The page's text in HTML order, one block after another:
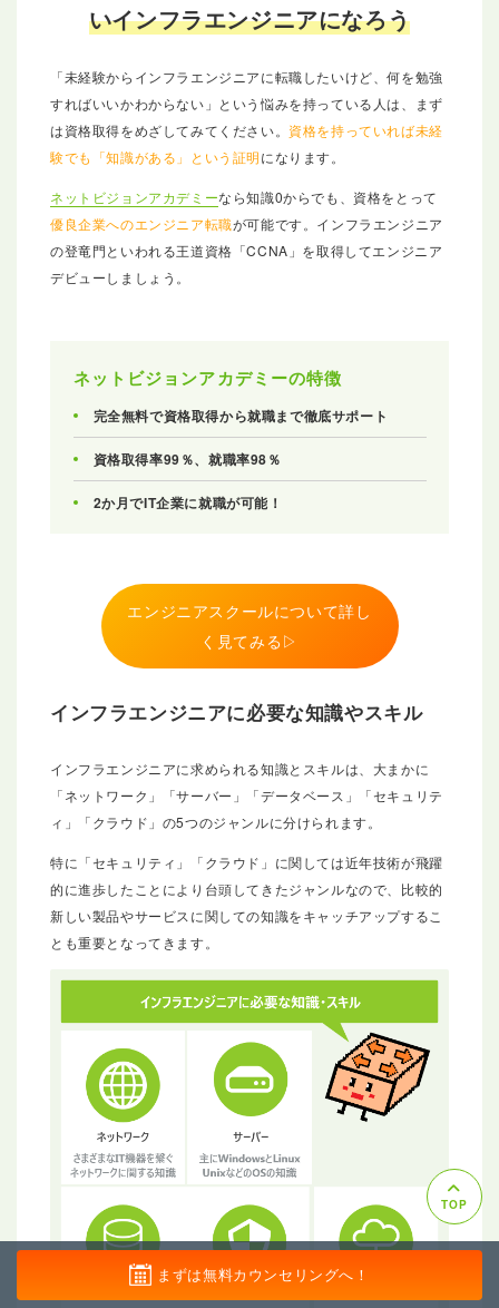
いインフラエンジニアになろう
「未経験からインフラエンジニアに転職したいけど、何を勉強
すればいいかわからない」という悩みを持っている人は、まず
は資格取得をめざしてみてください。 資格を持っていれば未経
験でも「知識がある」という証明になります。
ネットビジョンアカデミーなら知識0からでも、資格をとって
優良企業へのエンジニア転職が可能です。インフラエンジニア
の登竜門といわれる王道資格「CCNA」を取得してエンジニア
デビューしましょう。
ネットビジョンアカデミーの特徴
完全無料で資格取得から就職まで徹底サポート
資格取得率99％、就職率98％
2か月でIT企業に就職が可能！
エンジニアスクールについて詳し
く見てみる▷
インフラエンジニアに必要な知識やスキル
インフラエンジニアに求められる知識とスキルは、大まかに
「ネットワーク」「サーバー」「データベース」「セキュリテ
ィ」「クラウド」の5つのジャンルに分けられます。
特に「セキュリティ」「クラウド」に関しては近年技術が飛躍
的に進歩したことにより台頭してきたジャンルなので、比較的
新しい製品やサービスに関しての知識をキャッチアップするこ
とも重要となってきます。
TOP
まずは無料カウンセリングへ！